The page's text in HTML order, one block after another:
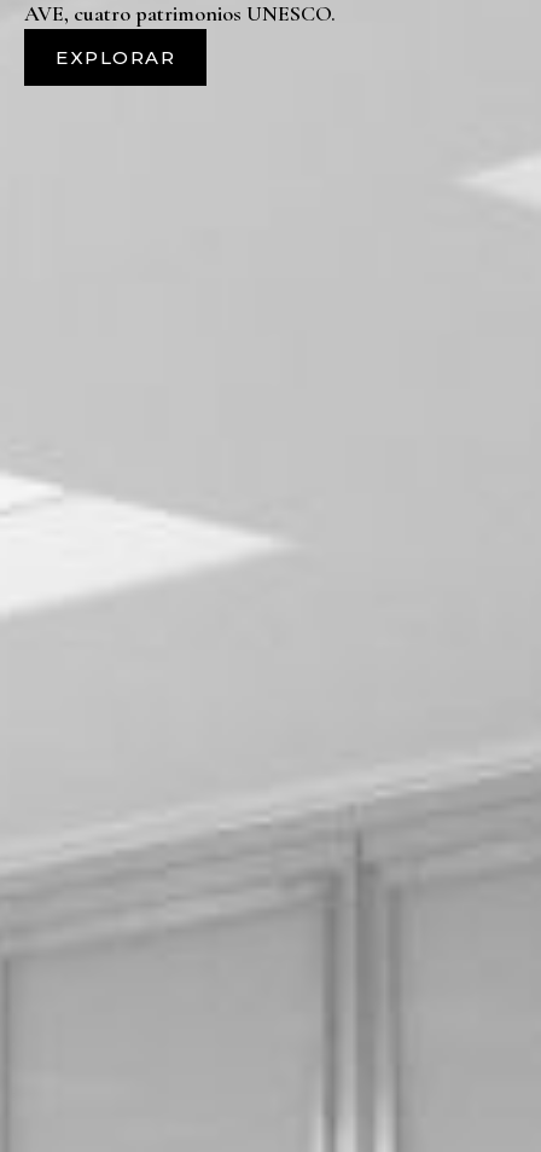
AVE, cuatro patrimonios UNESCO.
EXPLORAR